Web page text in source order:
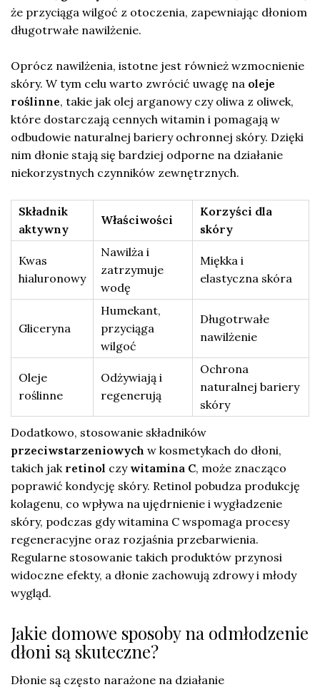
że przyciąga wilgoć z otoczenia, zapewniając dłoniom
długotrwałe nawilżenie.
Oprócz nawilżenia, istotne jest również wzmocnienie
skóry. W tym celu warto zwrócić uwagę na oleje
roślinne, takie jak olej arganowy czy oliwa z oliwek,
które dostarczają cennych witamin i pomagają w
odbudowie naturalnej bariery ochronnej skóry. Dzięki
nim dłonie stają się bardziej odporne na działanie
niekorzystnych czynników zewnętrznych.
Składnik
aktywny
Właściwości
Korzyści dla
skóry
Kwas
hialuronowy
Nawilża i
zatrzymuje
wodę
Miękka i
elastyczna skóra
Gliceryna
Humekant,
przyciąga
wilgoć
Długotrwałe
nawilżenie
Oleje
roślinne
Odżywiają i
regenerują
Ochrona
naturalnej bariery
skóry
Dodatkowo, stosowanie składników
przeciwstarzeniowych w kosmetykach do dłoni,
takich jak retinol czy witamina C, może znacząco
poprawić kondycję skóry. Retinol pobudza produkcję
kolagenu, co wpływa na ujędrnienie i wygładzenie
skóry, podczas gdy witamina C wspomaga procesy
regeneracyjne oraz rozjaśnia przebarwienia.
Regularne stosowanie takich produktów przynosi
widoczne efekty, a dłonie zachowują zdrowy i młody
wygląd.
Jakie domowe sposoby na odmłodzenie
dłoni są skuteczne?
Dłonie są często narażone na działanie